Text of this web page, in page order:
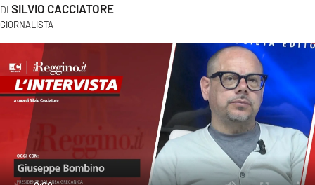
LACPLAY.IT
LACTV.IT
LACONAIR.IT
LACITYMAG.IT
ILREGGINO.IT
COSENZACHANNEL.IT
SILVIO CACCIATORE
GIORNALISTA